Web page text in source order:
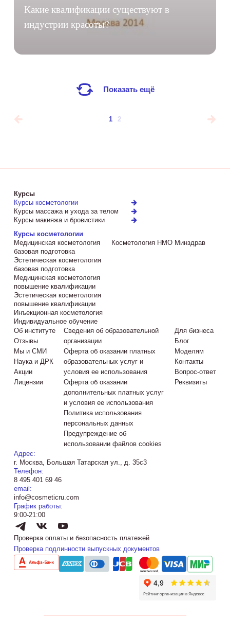
Какие квалификации существуют в
индустрии красоты?
Показать ещё
1 2
Курсы
Курсы косметологии
Курсы массажа и ухода за телом
Курсы макияжа и бровистики
Курсы косметологии
Медицинская косметология
базовая подготовка
Эстетическая косметология
базовая подготовка
Медицинская косметология
повышение квалификации
Эстетическая косметология
повышение квалификации
Инъекционная косметология
Индивидуальное обучение
Косметология НМО Минздрав
Об институте
Отзывы
Мы и СМИ
Наука и ДРК
Акции
Лицензии
Сведения об образовательной
организации
Оферта об оказании платных
образовательных услуг и
условия ее использования
Оферта об оказании
дополнительных платных услуг
и условия ее использования
Политика использования
персональных данных
Предупреждение об
использовании файлов cookies
Для бизнеса
Блог
Моделям
Контакты
Вопрос-ответ
Реквизиты
Адрес:
г. Москва, Большая Татарская ул., д. 35с3
Телефон:
8 495 401 69 46
email:
info@cosmeticru.com
График работы:
9:00-21:00
Проверка оплаты и безопасность платежей
Проверка подлинности выпускных документов